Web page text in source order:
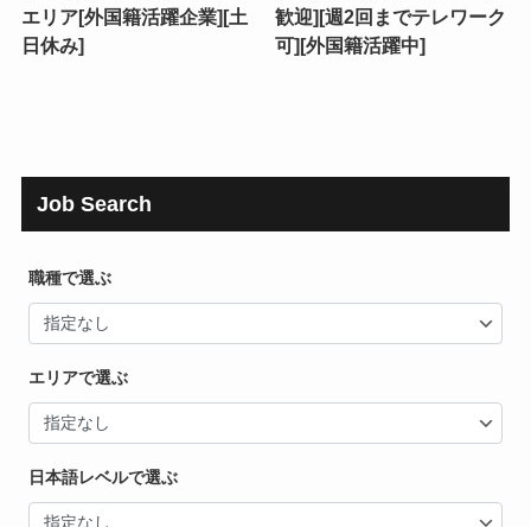
エリア[外国籍活躍企業][土
日休み]
歓迎][週2回までテレワーク
可][外国籍活躍中]
Job Search
職種で選ぶ
エリアで選ぶ
日本語レベルで選ぶ